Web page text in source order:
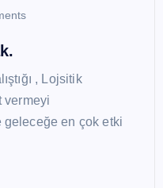
, Lojsitik
vermeyi
geleceğe en çok etki